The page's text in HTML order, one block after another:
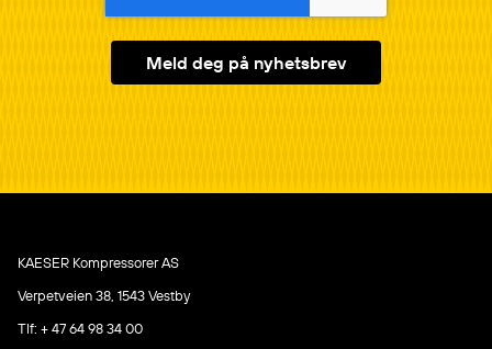
KAESER Kompressorer AS
Verpetveien 38, 1543 Vestby
Tlf: + 47 64 98 34 00